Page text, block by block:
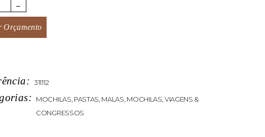
Orçamento
311112
MOCHILAS PASTAS, MALAS, MOCHILAS VIAGENS &
CONGRESSOS